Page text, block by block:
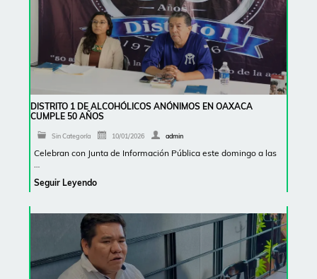
DISTRITO 1 DE ALCOHÓLICOS ANÓNIMOS EN OAXACA
CUMPLE 50 AÑOS
Sin Categoría 10/01/2026 admin
Celebran con Junta de Información Pública este domingo a las
Seguir Leyendo